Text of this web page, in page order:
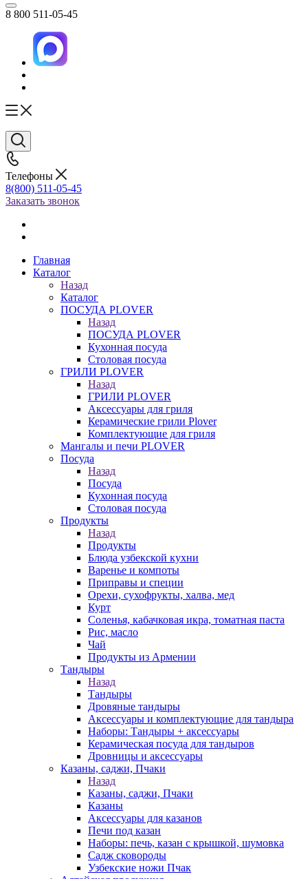
8 800 511-05-45
Телефоны
8(800) 511-05-45
Заказать звонок
Главная
Каталог
Назад
Каталог
ПОСУДА PLOVER
Назад
ПОСУДА PLOVER
Кухонная посуда
Столовая посуда
ГРИЛИ PLOVER
Назад
ГРИЛИ PLOVER
Аксессуары для гриля
Керамические грили Plover
Комплектующие для гриля
Мангалы и печи PLOVER
Посуда
Назад
Посуда
Кухонная посуда
Столовая посуда
Продукты
Назад
Продукты
Блюда узбекской кухни
Варенье и компоты
Приправы и специи
Орехи, сухофрукты, халва, мед
Курт
Соленья, кабачковая икра, томатная паста
Рис, масло
Чай
Продукты из Армении
Тандыры
Назад
Тандыры
Дровяные тандыры
Аксессуары и комплектующие для тандыра
Наборы: Тандыры + аксессуары
Керамическая посуда для тандыров
Дровницы и аксессуары
Казаны, саджи, Пчаки
Назад
Казаны, саджи, Пчаки
Казаны
Аксессуары для казанов
Печи под казан
Наборы: печь, казан с крышкой, шумовка
Садж сковороды
Узбекские ножи Пчак